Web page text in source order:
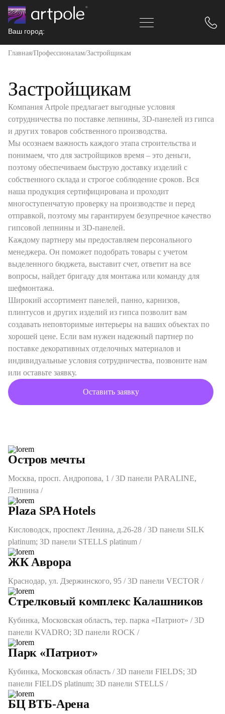
Ваш город:
Главная Профессионалам Застройщикам
Застройщикам
Компания Artpole предлагает выгодные условия
сотрудничества по поставке лепнины, 3D-панелей из гипса
и других товаров собственного производства.
Мы осознаем важность каждого этапа строительства и
понимаем, что для застройщиков время – это деньги,
поэтому обеспечиваем быструю доставку изделий с
собственного склада и строгое соблюдение сроков. Вся
наша продукция сертифицирована и проходит
многоступенчатую проверку на производстве и перед
отправкой, поэтому мы гарантируем безупречное качество
гипсовой лепнины и 3D-панелей.
Каждому партнеру мы предоставляем персонального
менеджера. Он поможет подобрать товары с учетом
выделенного бюджета, выставит счет, ответит на все
вопросы, найдет бригаду для монтажа или команду для
шефмонтажа.
Широкий ассортимент панелей, панно, карнизов,
плинтусов и других изделий из гипса позволит вам
создавать неповторимые интерьеры на ваших объектах по
хорошей цене. Если вам нужен надежный партнер по
поставке декоративных отделочных материалов и
индивидуальные условия сотрудничества, позвоните нам
или оставьте заявку.
Оставить заявку
Остров мечты
Москва, просп. Андропова, 1 / 3D панели PARALINE,
Лепнина /
Plaza SPA Hotels
Кисловодск, проспект Ленина, д.26-28 / 3D панели SILK
platinum; 3D панели STELLS platinum /
ЖК Аврора
Краснодар, ул. Дзержинского, 95 / 3D панели VECTOR /
Стрелковый комплекс Калашников
Кубинка, Московская область, тер. парка «Патриот» / 3D
панели KVADRO; 3D панели ROCK /
Парк «Патриот»
Кубинка, Московская область / 3D панели FIELDS; 3D
панели FIELDS platinum; 3D панели STELLS /
БЦ ВТБ-Арена